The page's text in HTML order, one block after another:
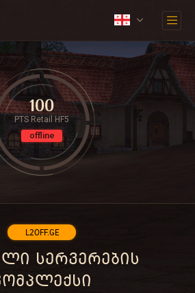
L2OFF.GE
სერვერების
100
PTS Retail HF5
offline